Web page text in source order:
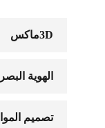
3Dماكس
الهوية
تصميم